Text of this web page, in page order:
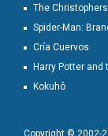
The Christophers
Spider-Man:
Cría Cuervos
Harry Potter
Kokuhô
Copyright © 2002-